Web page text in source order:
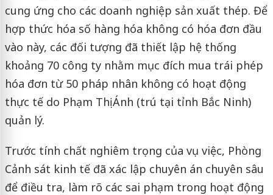
cung ứng cho các doanh nghiệp sản xuất thép. Để
hợp thức hóa số hàng hóa không có hóa đơn đầu
vào này, các đối tượng đã thiết lập hệ thống
khoảng 70 công ty nhằm mục đích mua trái phép
hóa đơn từ 50 pháp nhân không có hoạt động
thực tế do Phạm Thị Ánh (trú tại tỉnh Bắc Ninh)
quản lý.
Trước tính chất nghiêm trọng của vụ việc, Phòng
Cảnh sát kinh tế đã xác lập chuyên án chuyên sâu
để điều tra, làm rõ các sai phạm trong hoạt động